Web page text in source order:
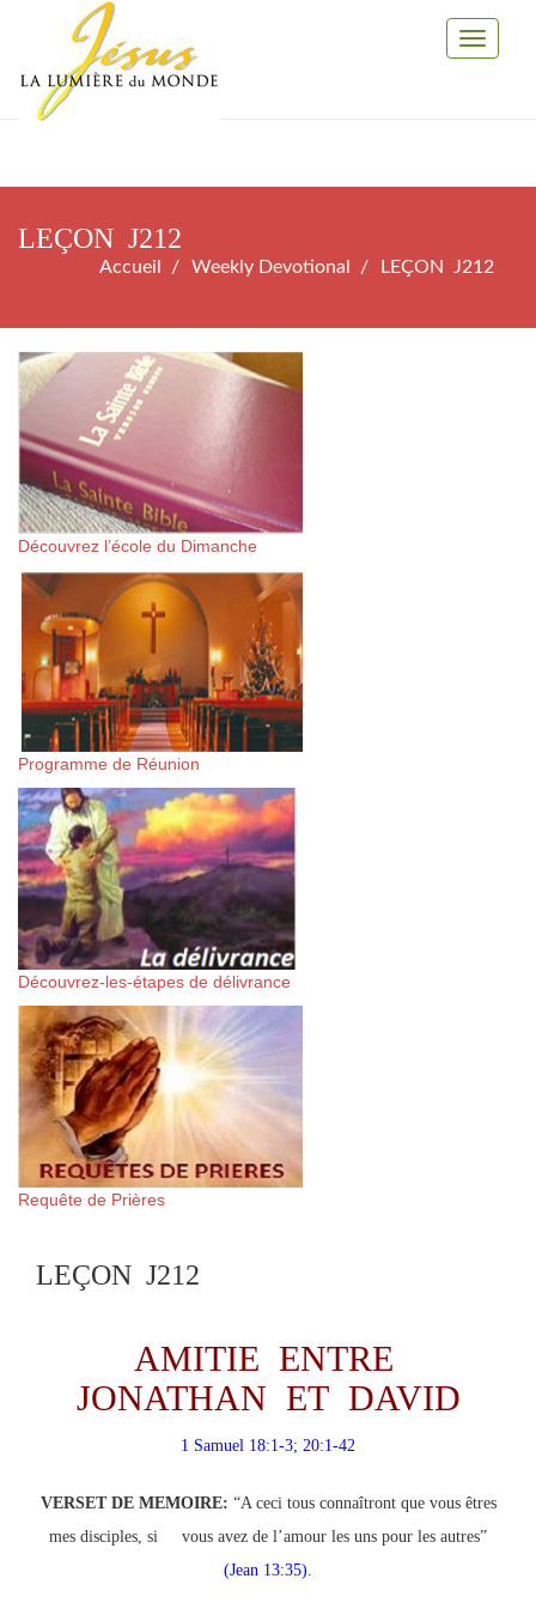
Toggle
LEÇON J212
Accueil Weekly Devotional LEÇON J212
Découvrez l’école du Dimanche
Programme de Réunion
Découvrez-les-étapes de délivrance
Requête de Prières
LEÇON J212
AMITIE ENTRE
JONATHAN ET DAVID
1 Samuel 18:1-3; 20:1-42
VERSET DE MEMOIRE: “A ceci tous connaîtront que vous êtres
mes disciples, si vous avez de l’amour les uns pour les autres”
(Jean 13:35).